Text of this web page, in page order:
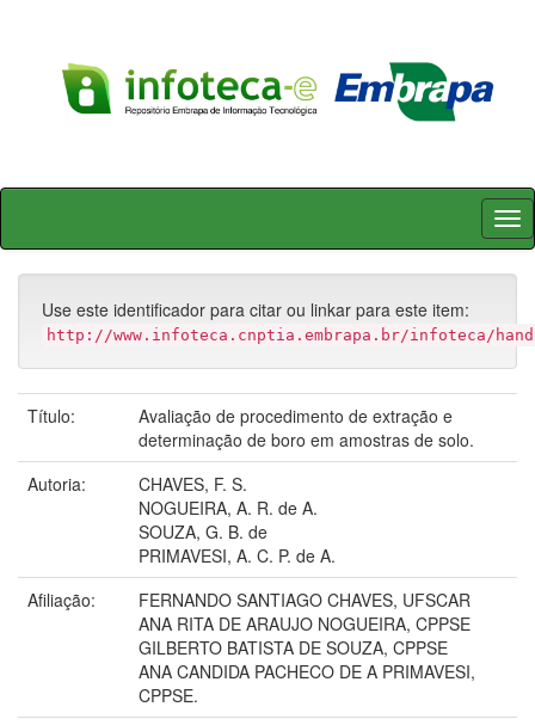
Skip
Use este identificador para citar ou linkar para este item:
http://www.infoteca.cnptia.embrapa.br/infoteca/
Título:
Avaliação de procedimento de extração e
determinação de boro em amostras de solo.
Autoria:
CHAVES, F. S.
NOGUEIRA, A. R. de A.
SOUZA, G. B. de
PRIMAVESI, A. C. P. de A.
Afiliação:
FERNANDO SANTIAGO CHAVES, UFSCAR
ANA RITA DE ARAUJO NOGUEIRA, CPPSE
GILBERTO BATISTA DE SOUZA, CPPSE
ANA CANDIDA PACHECO DE A PRIMAVESI,
CPPSE.